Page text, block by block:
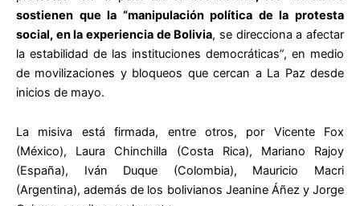
sostienen que la “manipulación política de la protesta
social, en la experiencia de Bolivia, se direcciona a afectar
la estabilidad de las instituciones democráticas”, en medio
de movilizaciones y bloqueos que cercan a La Paz desde
inicios de mayo.
La misiva está firmada, entre otros, por Vicente Fox
(México), Laura Chinchilla (Costa Rica), Mariano Rajoy
(España), Iván Duque (Colombia), Mauricio Macri
(Argentina), además de los bolivianos Jeanine Áñez y Jorge